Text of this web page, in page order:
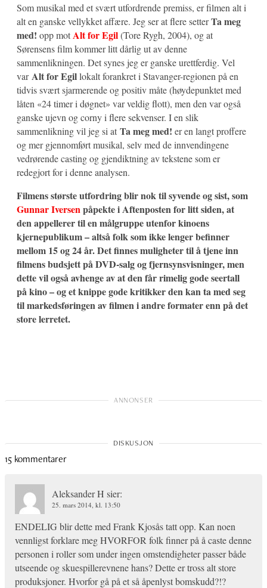
Som musikal med et svært utfordrende premiss, er filmen alt i
alt en ganske vellykket affære. Jeg ser at flere setterTa meg
med! opp motAlt for Egil(Tore Rygh, 2004), og at
Sørensens film kommer litt dårlig ut av denne
sammenlikningen. Det synes jeg er ganske urettferdig. Vel
varAlt for Egillokalt forankret i Stavanger-regionen på en
tidvis svært sjarmerende og positiv måte (høydepunktet med
låten «24 timer i døgnet» var veldig flott), men den var også
ganske ujevn og corny i flere sekvenser. I en slik
sammenlikning vil jeg si at Ta meg med! er en langt proffere
og mer gjennomført musikal, selv med de innvendingene
vedrørende casting og gjendiktning av tekstene som er
redegjort for i denne analysen.
Filmens største utfordring blir nok til syvende og sist, som
Gunnar Iversenpåpekte i Aftenposten for litt siden, at
den appellerer til en målgruppe utenfor kinoens
kjernepublikum – altså folk som ikke lenger befinner
mellom 15 og 24 år. Det finnes muligheter til å tjene inn
filmens budsjett på DVD-salg og fjernsynsvisninger, men
dette vil også avhenge av at den får rimelig gode seertall
på kino – og et knippe gode kritikker den kan ta med seg
til markedsføringen av filmen i andre formater enn på det
store lerretet.
15 kommentarer
Aleksander H sier:
25. mars 2014, kl. 13:50
ENDELIG blir dette med Frank Kjosås tatt opp. Kan noen
vennligst forklare meg HVORFOR folk finner på å caste denne
personen i roller som under ingen omstendigheter passer både
utseende og skuespillerevnene hans? Dette er tross alt store
produksjoner. Hvorfor gå på et så åpenlyst bomskudd?!?